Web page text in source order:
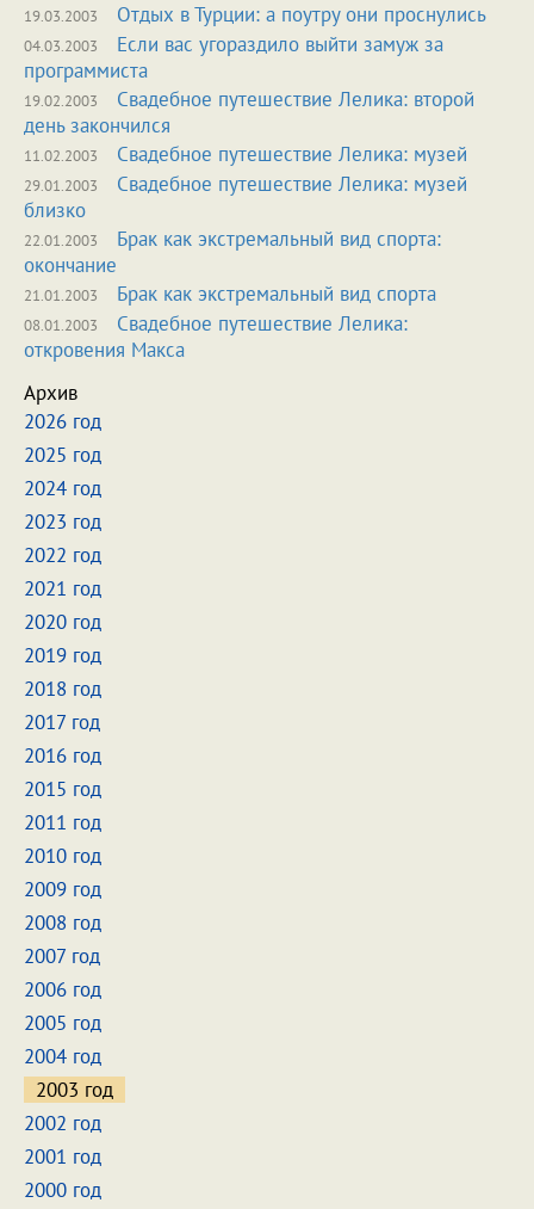
19.03.2003 Отдых в Турции: а поутру они проснулись
04.03.2003
Если вас угораздило выйти замуж за
программиста
19.02.2003
Свадебное путешествие Лелика: второй
день закончился
11.02.2003 Свадебное путешествие Лелика: музей
29.01.2003
Свадебное путешествие Лелика: музей
близко
22.01.2003
Брак как экстремальный вид спорта:
окончание
21.01.2003 Брак как экстремальный вид спорта
08.01.2003
Свадебное путешествие Лелика:
откровения Макса
Архив
2026 год
2025 год
2024 год
2023 год
2022 год
2021 год
2020 год
2019 год
2018 год
2017 год
2016 год
2015 год
2011 год
2010 год
2009 год
2008 год
2007 год
2006 год
2005 год
2004 год
2003 год
2002 год
2001 год
2000 год